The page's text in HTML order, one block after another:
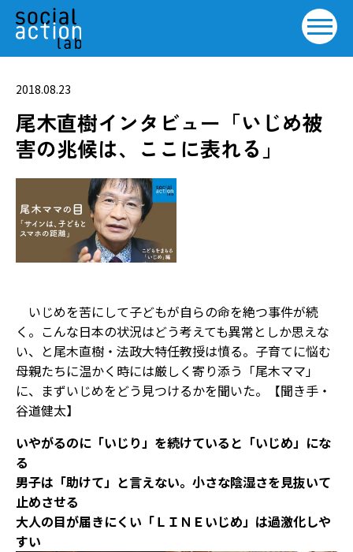
2018.08.23
尾木直樹インタビュー「いじめ被
害の兆候は、ここに表れる」
いじめを苦にして子どもが自らの命を絶つ事件が続
く。こんな日本の状況はどう考えても異常としか思えな
い、と尾木直樹・法政大特任教授は憤る。子育てに悩む
母親たちに温かく時には厳しく寄り添う「尾木ママ」
に、まずいじめをどう見つけるかを聞いた。【聞き手・
谷道健太】
いやがるのに「いじり」を続けていると「いじめ」にな
る
男子は「助けて」と言えない。小さな陰湿さを見抜いて
止めさせる
大人の目が届きにくい「ＬＩＮＥいじめ」は過激化しや
すい